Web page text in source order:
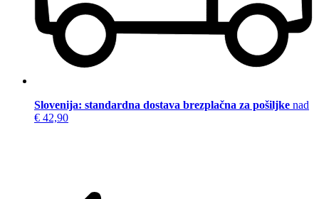
Slovenija: standardna dostava brezplačna za pošiljke nad
€ 42,90